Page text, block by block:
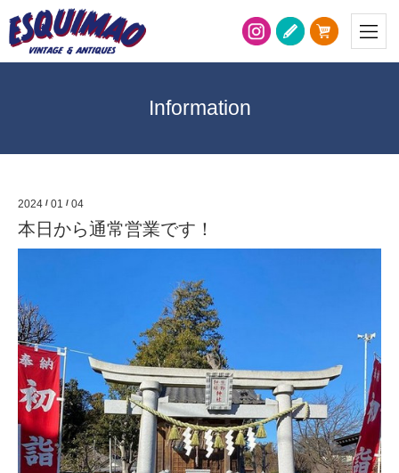
Information
2024 / 01 / 04
本日から通常営業です！